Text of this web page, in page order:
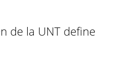
de la UNT define